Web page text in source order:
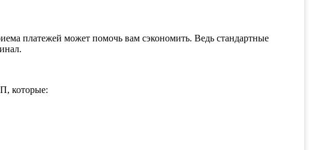
платежей может помочь вам сэкономить. Ведь стандартные
которые: